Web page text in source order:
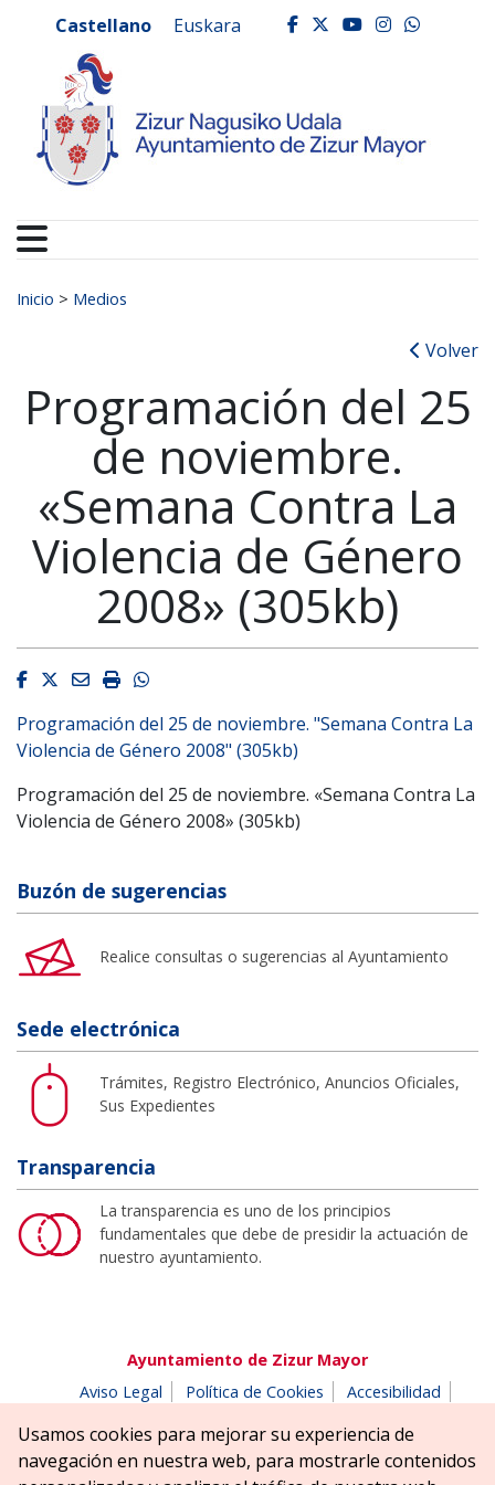
Ayuntamiento de
Castellano Euskara facebook
twitter
youtube
Buscar:
Inicio > Medios
Volver
Programación del 25
de noviembre.
«Semana Contra La
Violencia de Género
2008» (305kb)
Facebook
Twitter
EmailImprimirWhatsapp
Programación del 25 de noviembre. "Semana Contra La
Violencia de Género 2008" (305kb)
Programación del 25 de noviembre. «Semana Contra La
Violencia de Género 2008» (305kb)
Buzón de sugerencias
Realice consultas o sugerencias al Ayuntamiento
Sede electrónica
Trámites, Registro Electrónico, Anuncios Oficiales,
Sus Expedientes
Transparencia
La transparencia es uno de los principios
fundamentales que debe de presidir la actuación de
nuestro ayuntamiento.
Ayuntamiento de Zizur Mayor
Aviso Legal
Política de Cookies
Accesibilidad
Parque Erreniega parkea, s/n | 31180 Zizur Mayor-Zizur
Nagusia (NAVARRA-NAFARROA)
Usamos cookies para mejorar su experiencia de
navegación en nuestra web, para mostrarle contenidos